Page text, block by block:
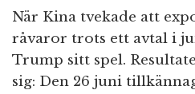
När Kina tvekade att
råvaror trots ett avtal i
Trump sitt spel.
sig: Den 26 juni